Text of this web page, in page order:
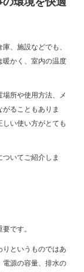
、施設などでも、
暖かく、室内の温度
所や使用方法、メ
ることもありま
い使い方がとても
いてご紹介しま
です。
りというものではあ
電源の容量、排水の